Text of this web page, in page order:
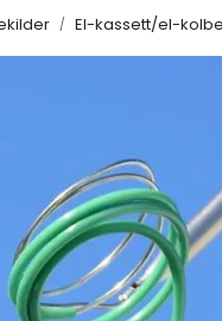
El-kassett/el-